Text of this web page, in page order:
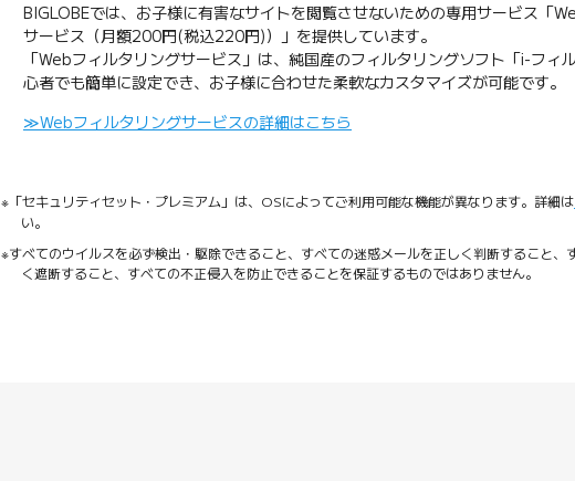
BIGLOBEでは、お子様に有害なサイトを閲覧させないための専用サービス「
サービス（月額200円(税込220円)）」を提供しています。
「Webフィルタリングサービス」は、純国産のフィルタリングソフト「i-フィ
心者でも簡単に設定でき、お子様に合わせた柔軟なカスタマイズが可能です。
≫Webフィルタリングサービスの詳細はこちら
※「セキュリティセット・プレミアム」は、OSによってご利用可能な機能が異なります。詳細は
い。
※すべてのウイルスを必ず検出・駆除できること、すべての迷惑メールを正しく判断すること、
く遮断すること、すべての不正侵入を防止できることを保証するものではありません。